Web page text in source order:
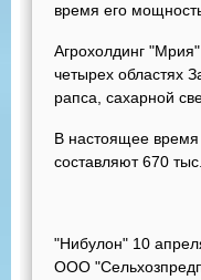
время его
Агрохолдинг
четырех областях
рапса, сахарной
В настоящее
составляют 670
"Нибулон" 10
ООО